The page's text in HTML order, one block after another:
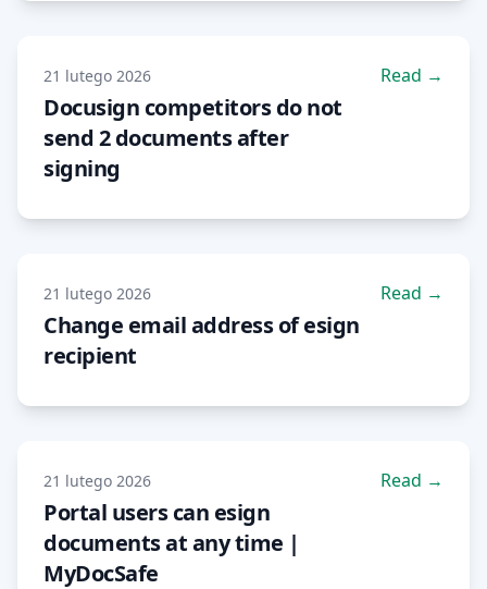
21 lutego 2026
Docusign competitors do not
send 2 documents after
signing
Read →
21 lutego 2026
Change email address of esign
recipient
Read →
21 lutego 2026
Portal users can esign
documents at any time |
MyDocSafe
Read →